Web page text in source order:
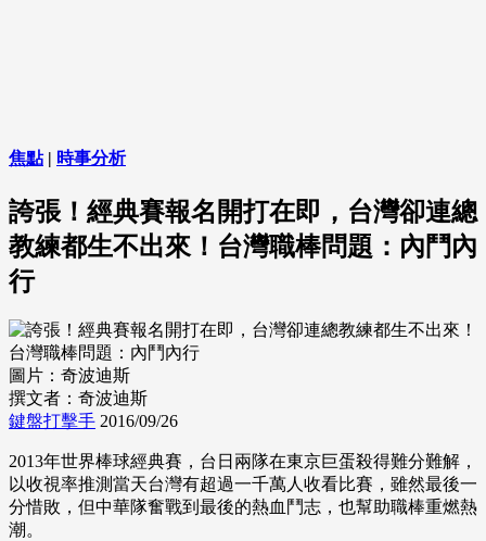
焦點| 時事分析
誇張！經典賽報名開打在即，台灣卻連總
教練都生不出來！台灣職棒問題：內鬥內
行
圖片：奇波迪斯
撰文者：奇波迪斯
鍵盤打擊手 2016/09/26
2013年世界棒球經典賽，台日兩隊在東京巨蛋殺得難分難解，
以收視率推測當天台灣有超過一千萬人收看比賽，雖然最後一
分惜敗，但中華隊奮戰到最後的熱血鬥志，也幫助職棒重燃熱
潮。